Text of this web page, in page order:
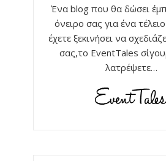
Ένα blog που θα δώσει
όνειρο σας για ένα
έχετε ξεκινήσει να
σας,το EventTales
λατρέψετε…